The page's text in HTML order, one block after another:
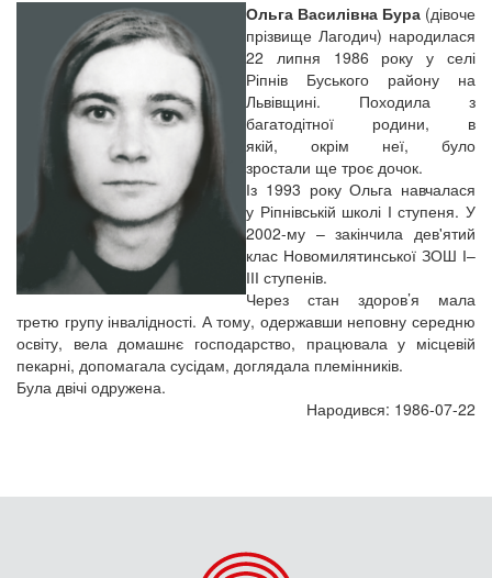
Ольга Василівна Бура (дівоче
прізвище Лагодич) народилася
22 липня 1986 року у селі
Ріпнів Буського району на
Львівщині. Походила з
багатодітної родини, в
якій, окрім неї, було
зростали ще троє дочок.
Із 1993 року Ольга навчалася
у Ріпнівській школі І ступеня. У
2002-му – закінчила дев'ятий
клас Новомилятинської ЗОШ І–
ІІІ ступенів.
Через стан здоров’я мала
третю групу інвалідності. А тому, одержавши неповну середню
освіту, вела домашнє господарство, працювала у місцевій
пекарні, допомагала сусідам, доглядала племінників.
Була двічі одружена.
Народився: 1986-07-22